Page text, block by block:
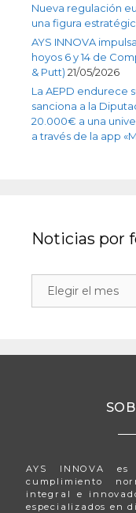
Nueva regulación
una figura
AYS INNOVA
hoyos 6 y 14 de
& Putt) 21/05/2026
La AEPD endurece
sanciona a la
20.000€ a una
a través de la app
Noticias por
AYS INNOVA
cumplimiento
integral e
especializados en